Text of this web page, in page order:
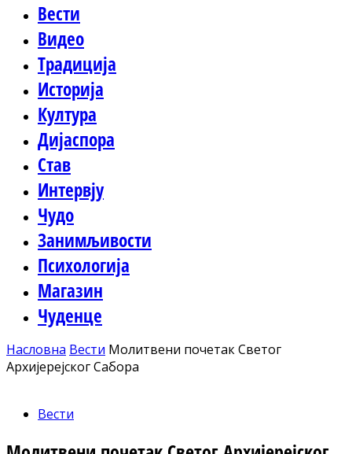
Вести
Видео
Традиција
Историја
Култура
Дијаспора
Став
Интервју
Чудо
Занимљивости
Психологија
Магазин
Чуденце
Насловна Вести Молитвени почетак Светог
Архијерејског Сабора
Вести